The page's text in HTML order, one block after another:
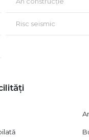
Risc seismic